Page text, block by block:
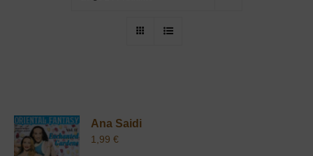
Ana Saidi
1,99€